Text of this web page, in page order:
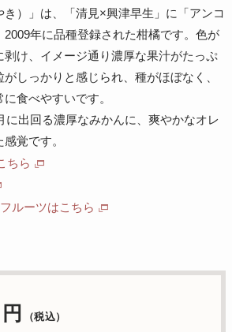
き）」は、「清見×興津早生」に「アンコ
2009年に品種登録された柑橘です。色が
け、イメージ通り濃厚な果汁がたっぷ
しっかりと感じられ、種がほぼなく、
食べやすいです。
に出回る濃厚なみかんに、爽やかなオレ
覚です。
ちら
ルーツはこちら
（税込）